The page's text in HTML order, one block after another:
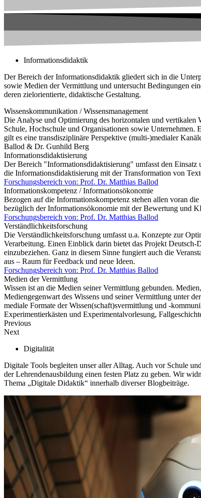
Informationsdidaktik
Der Bereich der Informationsdidaktik gliedert sich in die
sowie Medien der Vermittlung und untersucht Bedingungen
deren zielorientierte, didaktische Gestaltung.
Wissenskommunikation​ / Wissensmanagement
Die Analyse und Optimierung des horizontalen und vertikalen
Schule, Hochschule und Organisationen sowie Unternehmen.
gilt es eine transdisziplinäre Perspektive (multi-)medialer
Ballod & Dr. Gunhild Berg
Informationsdidaktisierung
Der Bereich "Informationsdidaktisierung" umfasst den
die Informationsdidaktisierung mit der Transformation von
Forschungsbereich von: Prof. Dr. Matthias Ballod
Informationskompetenz / Informationsökonomie
Bezogen auf die Informationskompetenz stehen allen voran
bezüglich der Informationsökonomie mit der Bewertung und
Forschungsbereich von: Prof. Dr. Matthias Ballod
Verständlichkeit​sforschung
Die Verständlichkeitsforschung umfasst u.a. Konzepte zur
Verarbeitung. Einen Einblick darin bietet das Projekt
einzubeziehen. Ganz in diesem Sinne fungiert auch die
aus – Raum für Feedback und neue Ideen.
Forschungsbereich von: Prof. Dr. Matthias Ballod
Medien der Vermittlung​
Wissen ist an die Medien seiner Vermittlung gebunden.
Mediengegenwart des Wissens und seiner Vermittlung unter
mediale Formate der Wissen(schaft)svermittlung und -
Experimentierkästen und Experimentalvorlesung,
Previous
Next
Digitalität
Digitale Tools begleiten unser aller Alltag. Auch vor Schule
der Lehrendenausbildung einen festen Platz zu geben. Wir
Thema „Digitale Didaktik“ innerhalb diverser Blogbeiträge.